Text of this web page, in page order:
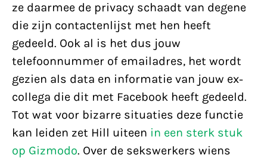
ze daarmee de privacy schaadt van degene
die zijn contactenlijst met hen heeft
gedeeld. Ook al is het dus jouw
telefoonnummer of emailadres, het wordt
gezien als data en informatie van jouw ex-
collega die dit met Facebook heeft gedeeld.
Tot wat voor bizarre situaties deze functie
kan leiden zet Hill uiteen in een sterk stuk
op Gizmodo. Over de sekswerkers wiens